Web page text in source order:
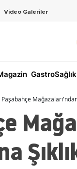
Video Galeriler
GastroSağlık
Paşabahçe